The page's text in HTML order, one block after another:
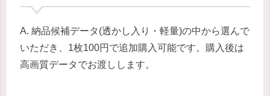
A. 納品候補データ(透かし入り・軽量)の中から選んで
いただき、1枚100円で追加購入可能です。購入後は
高画質データでお渡しします。